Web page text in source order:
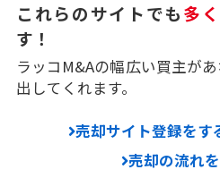
これらのサイトでも多
す！
ラッコM&Aの幅広い買主が
出してくれます。
売却サイト登録をす
売却の流れ